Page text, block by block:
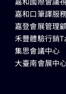
嘉和口筆譯服
嘉登會展管理
禾豐體驗行銷
集思會議中心
大臺南會展中